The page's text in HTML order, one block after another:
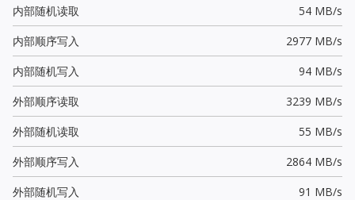
内部随机读取
54 MB/s
内部顺序写入
2977 MB/s
内部随机写入
94 MB/s
外部顺序读取
3239 MB/s
外部随机读取
55 MB/s
外部顺序写入
2864 MB/s
外部随机写入
91 MB/s